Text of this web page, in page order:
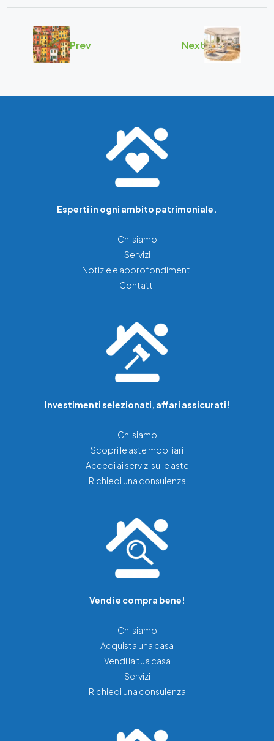
Prev Next
Esperti in ogni ambito patrimoniale.
Chi siamo
Servizi
Notizie e approfondimenti
Contatti
Investimenti selezionati, affari assicurati!
Chi siamo
Scopri le aste mobiliari
Accedi ai servizi sulle aste
Richiedi una consulenza
Vendi e compra bene!
Chi siamo
Acquista una casa
Vendi la tua casa
Servizi
Richiedi una consulenza